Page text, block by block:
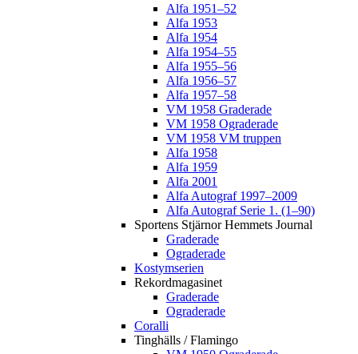
Alfa 1951–52
Alfa 1953
Alfa 1954
Alfa 1954–55
Alfa 1955–56
Alfa 1956–57
Alfa 1957–58
VM 1958 Graderade
VM 1958 Ograderade
VM 1958 VM truppen
Alfa 1958
Alfa 1959
Alfa 2001
Alfa Autograf 1997–2009
Alfa Autograf Serie 1. (1–90)
Sportens Stjärnor Hemmets Journal
Graderade
Ograderade
Kostymserien
Rekordmagasinet
Graderade
Ograderade
Coralli
Tinghälls / Flamingo